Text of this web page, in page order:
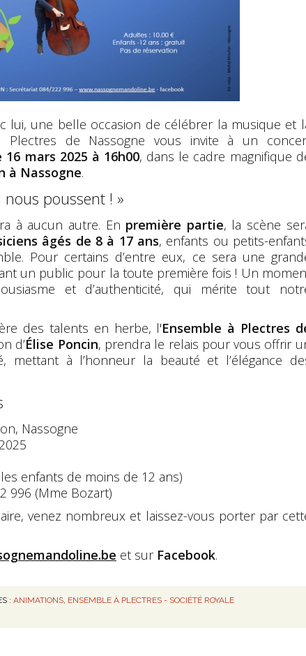
lui, une belle occasion de célébrer la musique et
Plectres de Nassogne vous invite à un
16 mars 2025 à 16h00, dans le cadre magnifique
à Nassogne.
poussent ! »
à aucun autre. En première partie, la scène
âgés de 8 à 17 ans, enfants ou petits-
Pour certains d’entre eux, ce sera une
un public pour la toute première fois ! Un
et d’authenticité, qui mérite tout
des talents en herbe, l'Ensemble à Plectres
d’Élise Poncin, prendra le relais pour vous offrir
mettant à l’honneur la beauté et l’élégance
Nassogne
enfants de moins de 12 ans)
996 (Mme Bozart)
venez nombreux et laissez-vous porter par
et sur Facebook.
:ANIMATIONS, ENSEMBLE À PLECTRES - SOCIÉTÉ ROYALE